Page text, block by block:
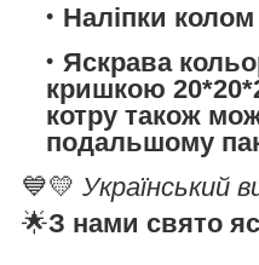
Наліпки
Яскрава
кришкою
котру також
подальшому
💙💛 Український
🌟З нами свято